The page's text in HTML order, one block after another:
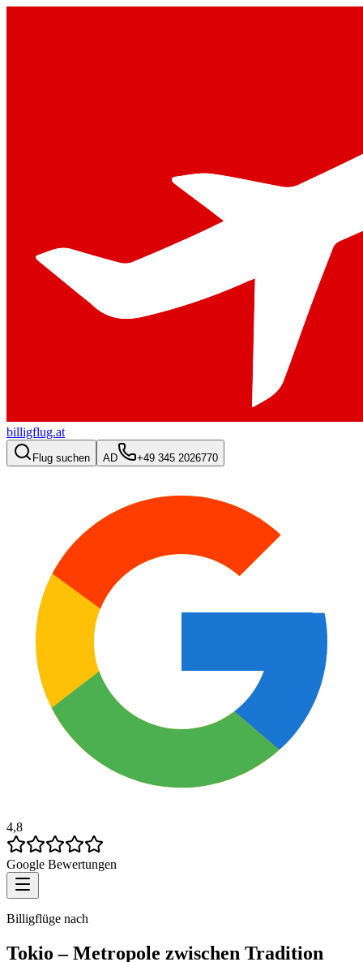
billigflug.at
Flug suchen AD +49 345 2026770
4,8
Google Bewertungen
Billigflüge nach
Tokio – Metropole zwischen Tradition